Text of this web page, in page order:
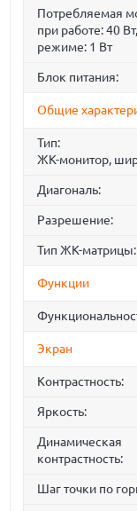
Потребляемая
при работе: 40
режиме: 1 Вт
Блок питания:
Общие
Тип:
ЖК-монитор,
Диагональ:
Разрешение:
Тип ЖК-матрицы:
Функции
Экран
Контрастность:
Яркость:
Динамическая
контрастность:
Шаг точки по